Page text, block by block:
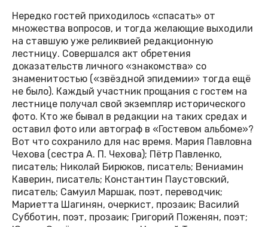
Нередко гостей приходилось «спасать» от
множества вопросов, и тогда желающие выходили
на ставшую уже реликвией редакционную
лестницу. Совершался акт обретения
доказательств личного «знакомства» со
знаменитостью («звёздной эпидемии» тогда ещё
не было). Каждый участник прощания с гостем на
лестнице получал свой экземпляр исторического
фото. Кто же бывал в редакции на таких средах и
оставил фото или автограф в «Гостевом альбоме»?
Вот что сохранило для нас время. Мария Павловна
Чехова (сестра А. П. Чехова); Пётр Павленко,
писатель; Николай Бирюков, писатель; Вениамин
Каверин, писатель; Константин Паустовский,
писатель; Самуил Маршак, поэт, переводчик;
Мариетта Шагинян, очеркист, прозаик; Василий
Субботин, поэт, прозаик; Григорий Поженян, поэт;